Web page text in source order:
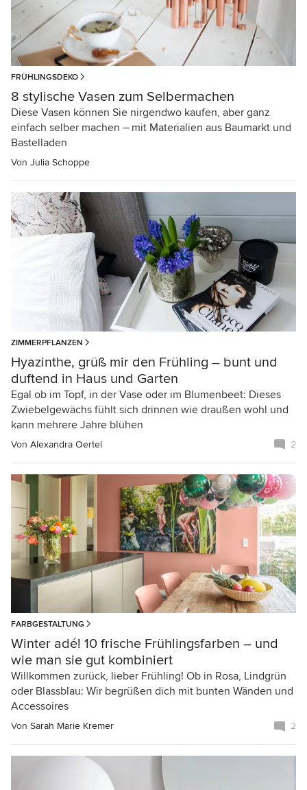
FRÜHLINGSDEKO
8 stylische Vasen zum Selbermachen
Diese Vasen können Sie nirgendwo kaufen, aber ganz
einfach selber machen – mit Materialien aus Baumarkt und
Bastelladen
Von Julia Schoppe
ZIMMERPFLANZEN
Hyazinthe, grüß mir den Frühling – bunt und
duftend in Haus und Garten
Egal ob im Topf, in der Vase oder im Blumenbeet: Dieses
Zwiebelgewächs fühlt sich drinnen wie draußen wohl und
kann mehrere Jahre blühen
Von Alexandra Oertel 2
FARBGESTALTUNG
Winter adé! 10 frische Frühlingsfarben – und
wie man sie gut kombiniert
Willkommen zurück, lieber Frühling! Ob in Rosa, Lindgrün
oder Blassblau: Wir begrüßen dich mit bunten Wänden und
Accessoires
Von Sarah Marie Kremer 2